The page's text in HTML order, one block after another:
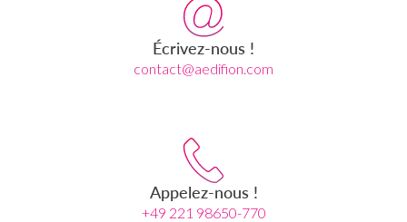
Écrivez-nous !
contact@aedifion.com
Appelez-nous !
+49 221 98650-770